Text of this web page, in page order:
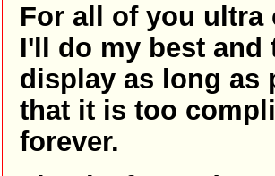
For all of you ultra
I'll do my best and
display as long as
that it is too
forever.